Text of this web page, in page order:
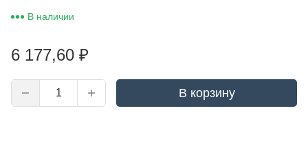
В наличии
6 177,60 ₽
В корзину